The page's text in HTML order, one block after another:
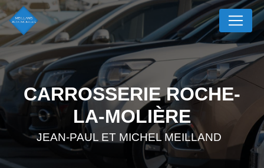
CARROSSERIE ROCHE-
LA-MOLIÈRE
JEAN-PAUL ET MICHEL MEILLAND
Panneau de gestion des cookies